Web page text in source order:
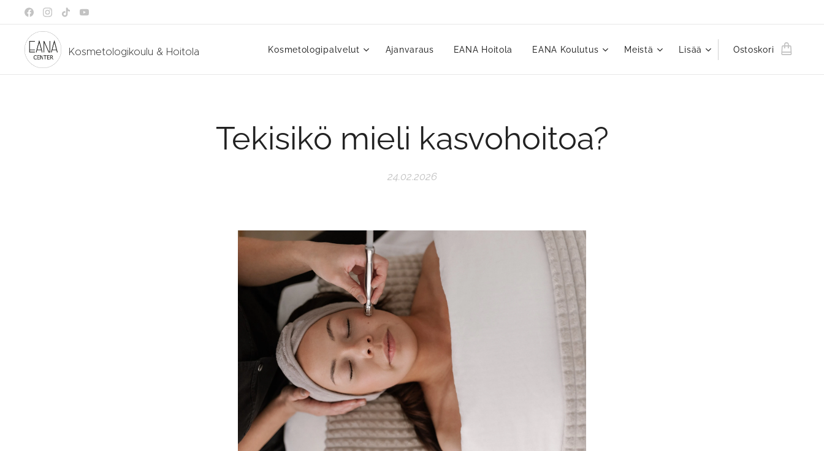
Kosmetologikoulu & Hoitola Kosmetologipalvelut Ajanvaraus EANA Hoitola EANA Koulutus Meistä Lisää Ostoskori
Tekisikö mieli kasvohoitoa?
24.02.2026